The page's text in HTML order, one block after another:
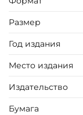
Размер
Год издания
Место издания
Издательство
Бумага